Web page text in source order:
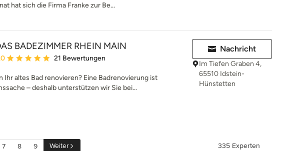
hat sich die Firma Franke zur Be...
BADEZIMMER RHEIN MAIN
Bewertung: 5 von 5 Sternen
21 Bewertungen
Ihr altes Bad renovieren? Eine Badrenovierung ist
– deshalb unterstützen wir Sie bei...
Nachricht
Im Tiefen Graben 4,
65510 Idstein-
Hünstetten
7 8 9 Weiter 335 Experten